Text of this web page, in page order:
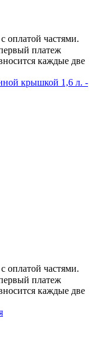
оплатой частями.
платеж
каждые две
крышкой 1,6 л. -
оплатой частями.
платеж
каждые две